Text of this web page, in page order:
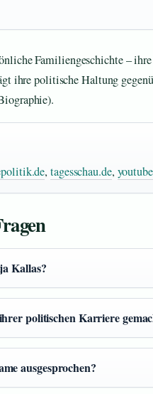
Familiengeschichte –
ihre politische Haltung
,tagesschau.de,
Kallas?
politischen Karriere
ausgesprochen?